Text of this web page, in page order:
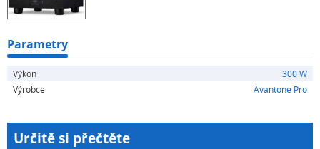
- výkon 300 W
- duální magnetický měnič
- 10" papírová membrána
Parametry
Výkon
300 W
Výrobce
Avantone Pro
Určitě si přečtěte